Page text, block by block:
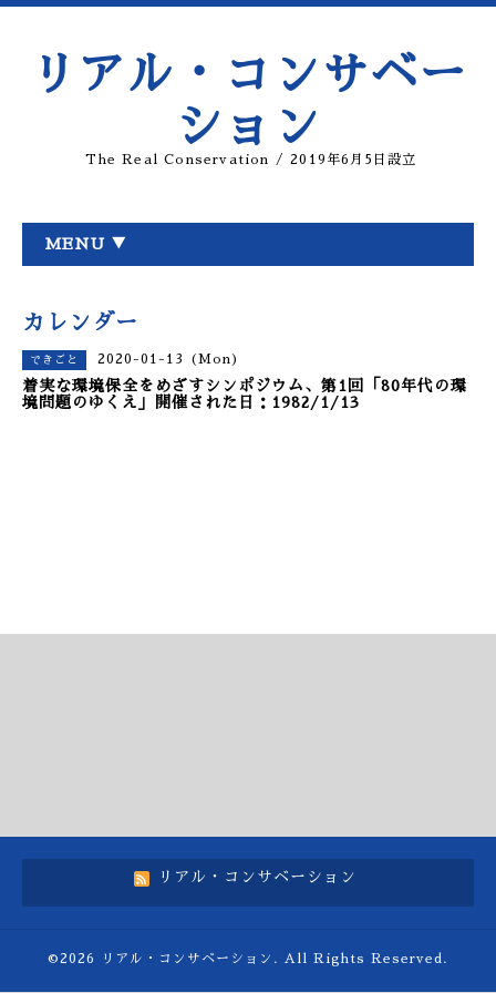
リアル・コンサベー
ション
The Real Conservation / 2019年6月5日設立
MENU ▼
カレンダー
できごと 2020-01-13 (Mon)
着実な環境保全をめざすシンポジウム、第1回「80年代の環
境問題のゆくえ」開催された日：1982/1/13
リアル・コンサベーション
©2026 リアル・コンサベーション . All Rights Reserved.